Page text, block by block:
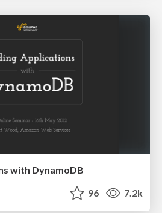
with DynamoDB
96 7.2k